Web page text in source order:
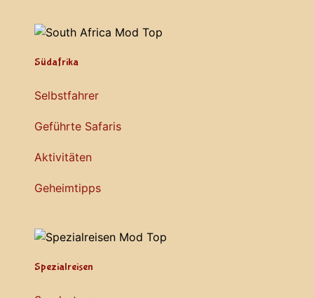
Südafrika
Selbstfahrer
Geführte Safaris
Aktivitäten
Geheimtipps
Spezialreisen